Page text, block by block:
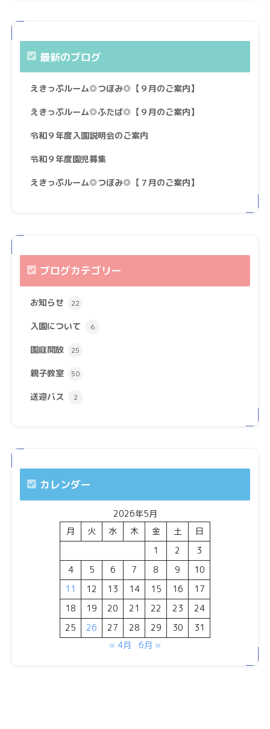
最新のブログ
えきっぷルーム◎つぼみ◎【９月のご案内】
えきっぷルーム◎ふたば◎【９月のご案内】
令和９年度入園説明会のご案内
令和９年度園児募集
えきっぷルーム◎つぼみ◎【７月のご案内】
ブログカテゴリー
お知らせ 22
入園について 6
園庭開放 25
親子教室 50
送迎バス 2
カレンダー
2026年5月
月
火 水 木 金 土
日
1
2
3
4
5 6 7 8 9
10
11
12 13 14 15 16
17
18
19 20 21 22 23
24
25
26 27 28 29 30
31
« 4月
6月 »